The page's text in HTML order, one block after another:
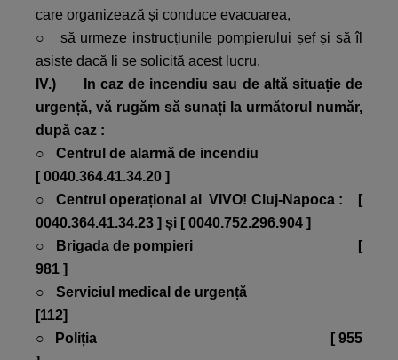
care organizează și conduce evacuarea,
○ să urmeze instrucțiunile pompierului șef și să îl
asiste dacă li se solicită acest lucru.
IV.) In caz de incendiu sau de altă situație de
urgență, vă rugăm să sunați la următorul număr,
după caz :
○ Centrul de alarmă de incendiu
[ 0040.364.41.34.20 ]
○Centrul operațional al VIVO! Cluj-Napoca :
[
0040.364.41.34.23 ] și [ 0040.752.296.904 ]
○
Brigada de pompieri [
981 ]
○ Serviciul medical de urgență
[112]
○
Poliția [ 955